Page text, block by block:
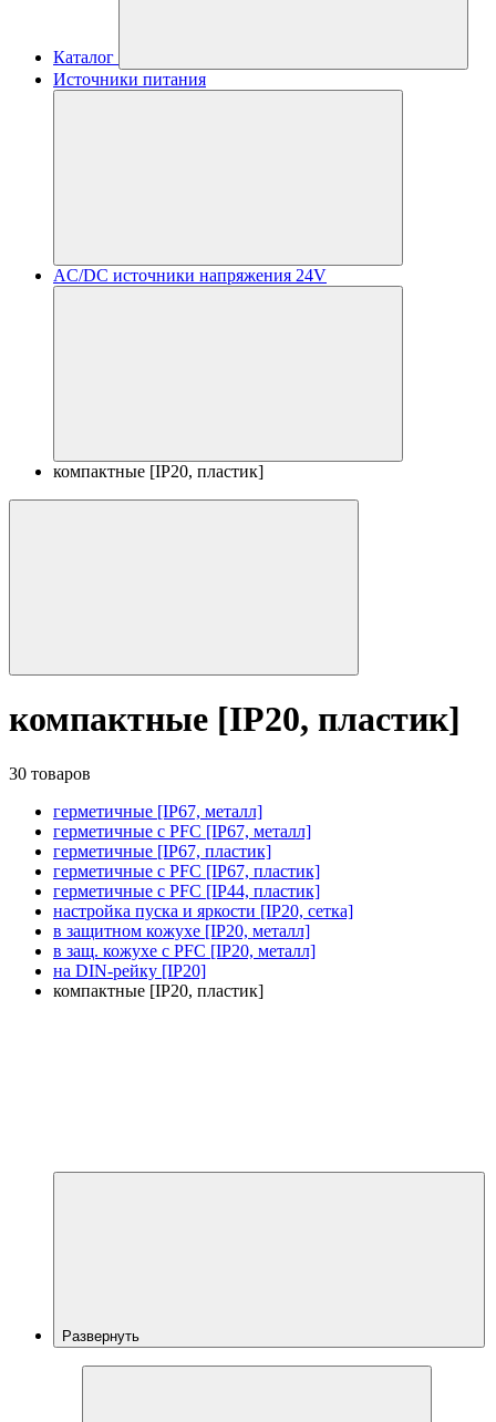
Каталог
Источники питания
AC/DC источники напряжения 24V
компактные [IP20, пластик]
компактные [IP20, пластик]
30 товаров
герметичные [IP67, металл]
герметичные с PFC [IP67, металл]
герметичные [IP67, пластик]
герметичные с PFC [IP67, пластик]
герметичные с PFC [IP44, пластик]
настройка пуска и яркости [IP20, сетка]
в защитном кожухе [IP20, металл]
в защ. кожухе с PFC [IP20, металл]
на DIN-рейку [IP20]
компактные [IP20, пластик]
Развернуть